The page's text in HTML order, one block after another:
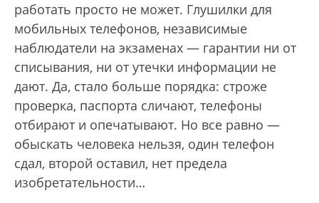
работать просто не может. Глушилки для
мобильных телефонов, независимые
наблюдатели на экзаменах — гарантии ни от
списывания, ни от утечки информации не
дают. Да, стало больше порядка: строже
проверка, паспорта сличают, телефоны
отбирают и опечатывают. Но все равно —
обыскать человека нельзя, один телефон
сдал, второй оставил, нет предела
изобретательности…